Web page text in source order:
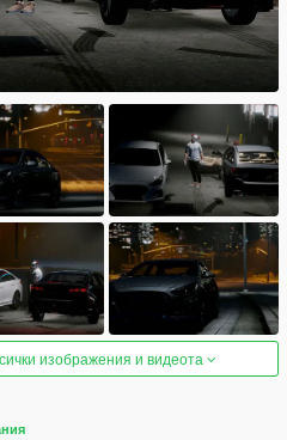
изображения и видеота